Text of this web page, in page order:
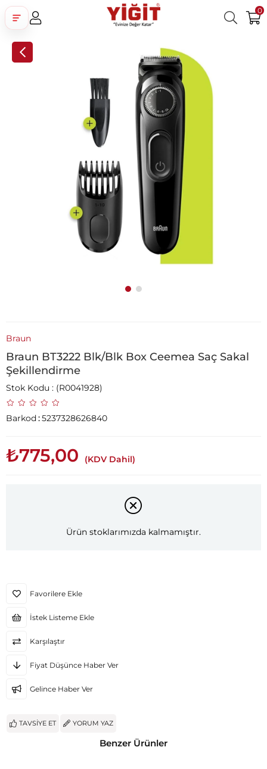
0
Facebook İle Bağlan
Google İle Bağlan
Braun
Braun BT3222 Blk/Blk Box Ceemea Saç Sakal
Şekillendirme
Stok Kodu (R0041928)
Barkod:5237328626840
₺775,00 (KDV Dahil)
Ürün stoklarımızda kalmamıştır.
Favorilere Ekle
İstek Listeme Ekle
Karşılaştır
Fiyat Düşünce Haber Ver
Gelince Haber Ver
TAVSIYE ET YORUM YAZ
Benzer Ürünler